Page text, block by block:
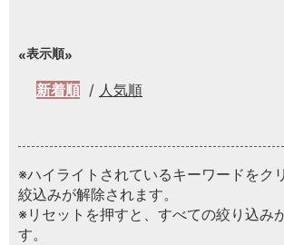
表示順
新着順 人気順
※ハイライトされているキーワードをク
絞込みが解除されます。
※リセットを押すと、すべての絞り込み
す。